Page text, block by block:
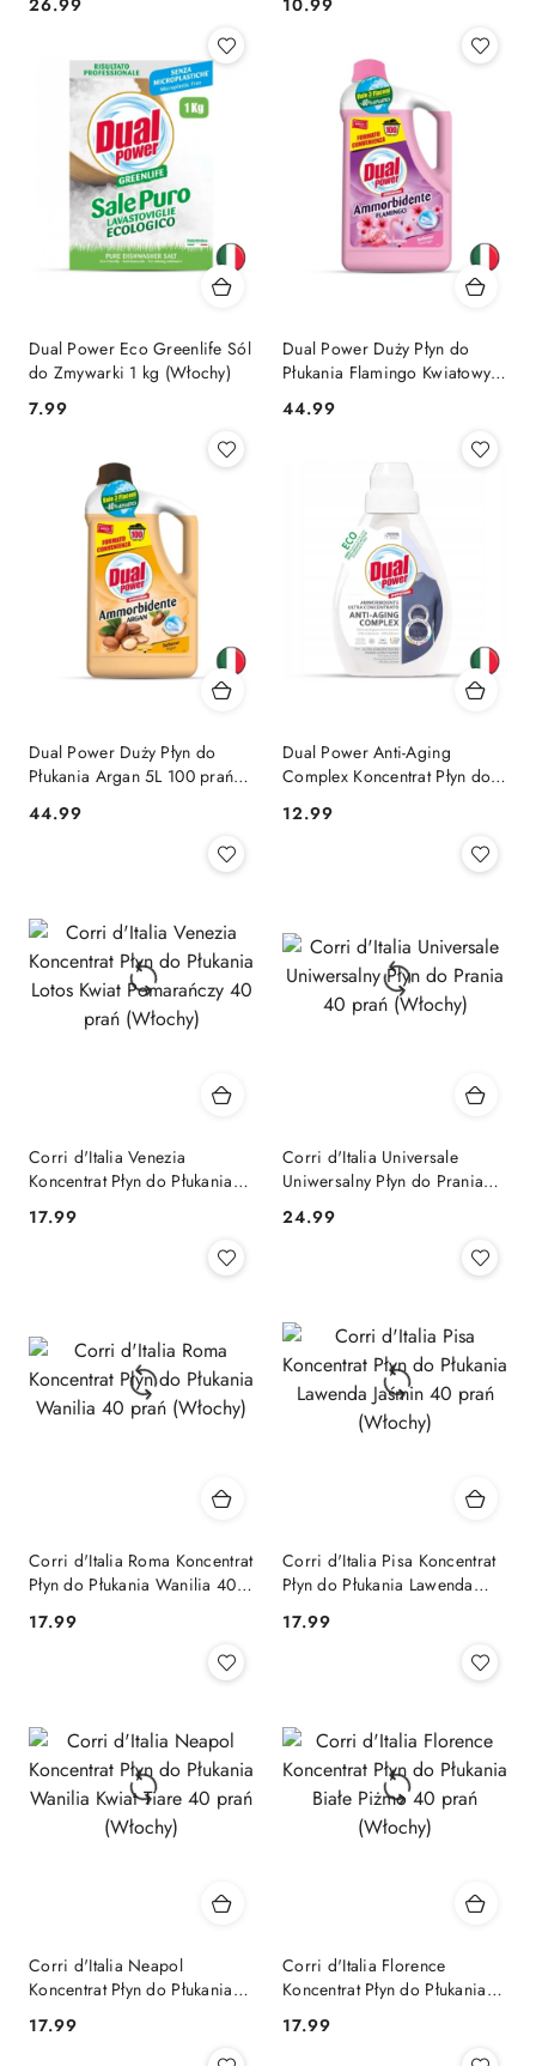
Dual Power Eco Greenlife Sól
do Zmywarki 1 kg (Włochy)
Cena:
7.99
Dual Power Duży Płyn do
Płukania Flamingo Kwiatowy
Cena:
44.99
Dual Power Duży Płyn do
Płukania Argan 5L 100 prań
Cena:
44.99
Dual Power Anti-Aging
Complex Koncentrat Płyn do
prania (Włochy)
Cena:
12.99
Corri d'Italia Venezia
Koncentrat Płyn do Płukania
prań (Włochy)
Cena:
17.99
Corri d'Italia Universale
Uniwersalny Płyn do Prania
Cena:
24.99
Corri d'Italia Roma Koncentrat
Płyn do Płukania Wanilia 40
Cena:
17.99
Corri d'Italia Pisa Koncentrat
Płyn do Płukania Lawenda
Cena:
17.99
Corri d'Italia Neapol
Koncentrat Płyn do Płukania
(Włochy)
Cena:
17.99
Corri d'Italia Florence
Koncentrat Płyn do Płukania
Cena:
17.99